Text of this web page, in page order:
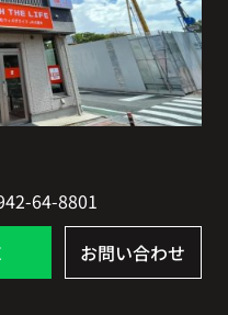
64-8801
お問い合わせ